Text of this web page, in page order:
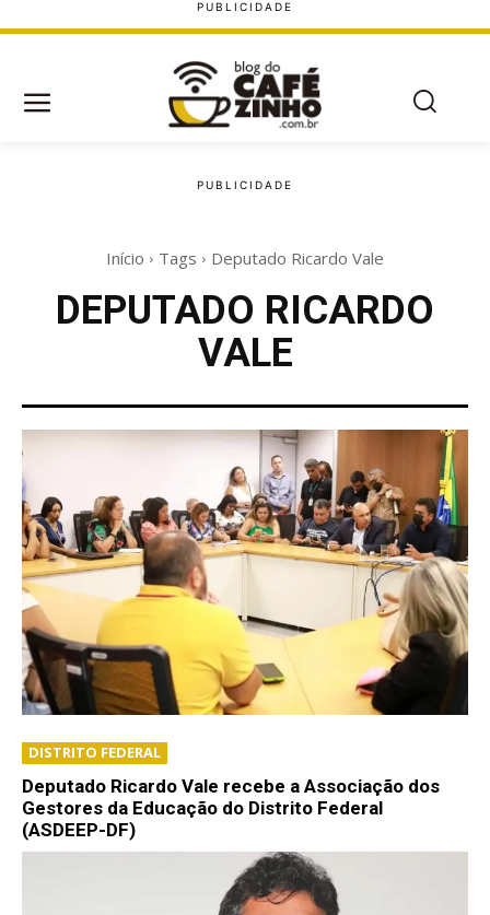
Início Tags Deputado Ricardo Vale
DEPUTADO RICARDO
VALE
DISTRITO FEDERAL
Deputado Ricardo Vale recebe a Associação dos
Gestores da Educação do Distrito Federal
(ASDEEP-DF)